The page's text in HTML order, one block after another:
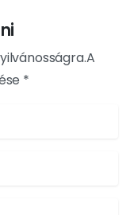
*